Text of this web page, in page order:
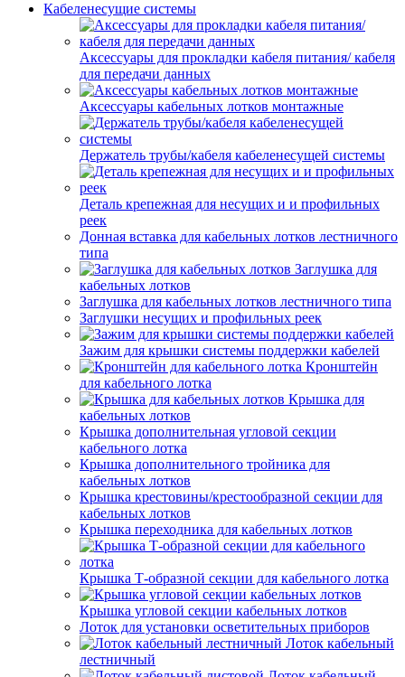
Кабеленесущие системы
Аксессуары для прокладки кабеля питания/ кабеля
для передачи данных
Аксессуары кабельных лотков монтажные
Держатель трубы/кабеля кабеленесущей системы
Деталь крепежная для несущих и и профильных
реек
Донная вставка для кабельных лотков лестничного
типа
Заглушка для
кабельных лотков
Заглушка для кабельных лотков лестничного типа
Заглушки несущих и профильных реек
Зажим для крышки системы поддержки кабелей
Кронштейн
для кабельного лотка
Крышка для
кабельных лотков
Крышка дополнительная угловой секции
кабельного лотка
Крышка дополнительного тройника для
кабельных лотков
Крышка крестовины/крестообразной секции для
кабельных лотков
Крышка переходника для кабельных лотков
Крышка Т-образной секции для кабельного лотка
Крышка угловой секции кабельных лотков
Лоток для установки осветительных приборов
Лоток кабельный
лестничный